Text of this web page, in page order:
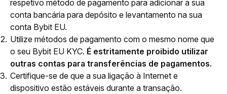
respetivo método de pagamento para adicionar a sua
conta bancária para depósito e levantamento na sua
conta Bybit EU.
Utilize métodos de pagamento com o mesmo nome que
o seu Bybit EU KYC. É estritamente proibido utilizar
outras contas para transferências de pagamentos.
Certifique-se de que a sua ligação à Internet e
dispositivo estão estáveis durante a transação.